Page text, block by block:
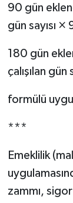
90 gün
gün sayısı
180 gün
çalışılan
formülü
***
Emeklilik
zammı,